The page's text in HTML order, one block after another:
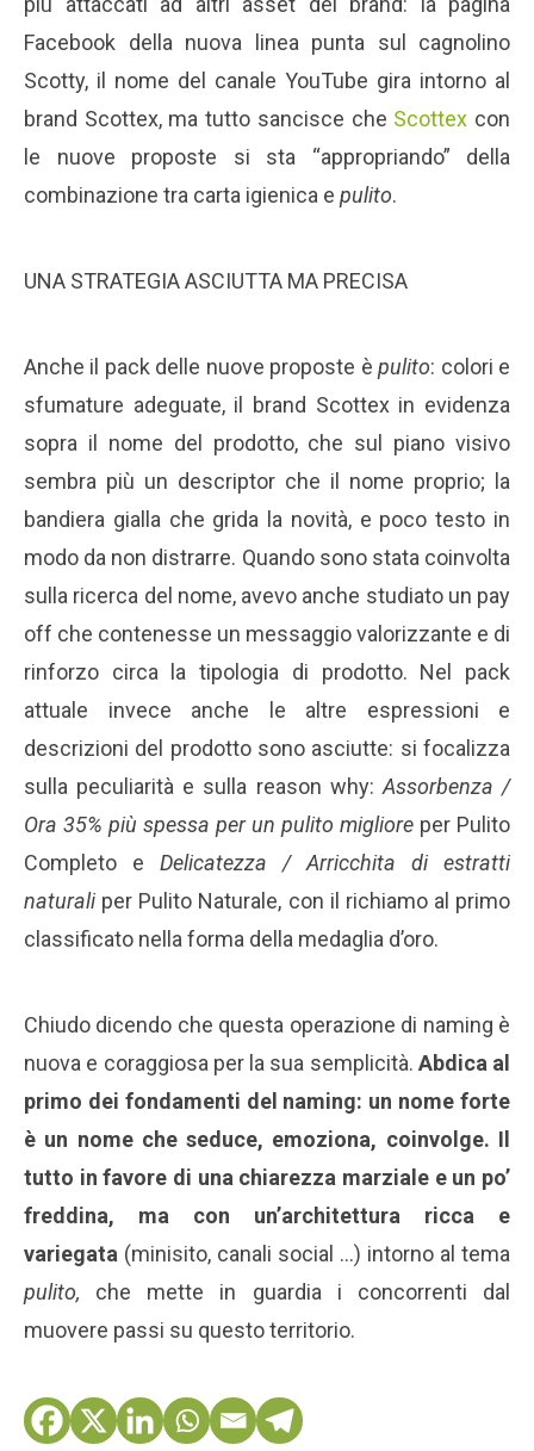
Facebook della nuova linea punta sul cagnolino
Scotty, il nome del canale YouTube gira intorno al
brand Scottex, ma tutto sancisce che Scottex con
le nuove proposte si sta “appropriando” della
combinazione tra carta igienica e pulito.
UNA STRATEGIA ASCIUTTA MA PRECISA
Anche il pack delle nuove proposte èpulito: colori e
sfumature adeguate, il brand Scottex in evidenza
sopra il nome del prodotto, che sul piano visivo
sembra più un descriptor che il nome proprio; la
bandiera gialla che grida la novità, e poco testo in
modo da non distrarre. Quando sono stata coinvolta
sulla ricerca del nome, avevo anche studiato un pay
off che contenesse un messaggio valorizzante e di
rinforzo circa la tipologia di prodotto. Nel pack
attuale invece anche le altre espressioni e
descrizioni del prodotto sono asciutte: si focalizza
sulla peculiarità e sulla reason why: Assorbenza /
Ora 35% più spessa per un pulito migliore per Pulito
Completo e Delicatezza / Arricchita di estratti
naturaliper Pulito Naturale, con il richiamo al primo
classificato nella forma della medaglia d’oro.
Chiudo dicendo che questa operazione di naming è
nuova e coraggiosa per la sua semplicità. Abdica al
primo dei fondamenti del naming: un nome forte
è un nome che seduce, emoziona, coinvolge. Il
tutto in favore di una chiarezza marziale e un po’
freddina, ma con un’architettura ricca e
variegata (minisito, canali social …) intorno al tema
pulito, che mette in guardia i concorrenti dal
muovere passi su questo territorio.